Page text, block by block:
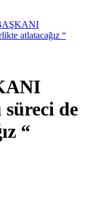
atlatacağız “
de
“